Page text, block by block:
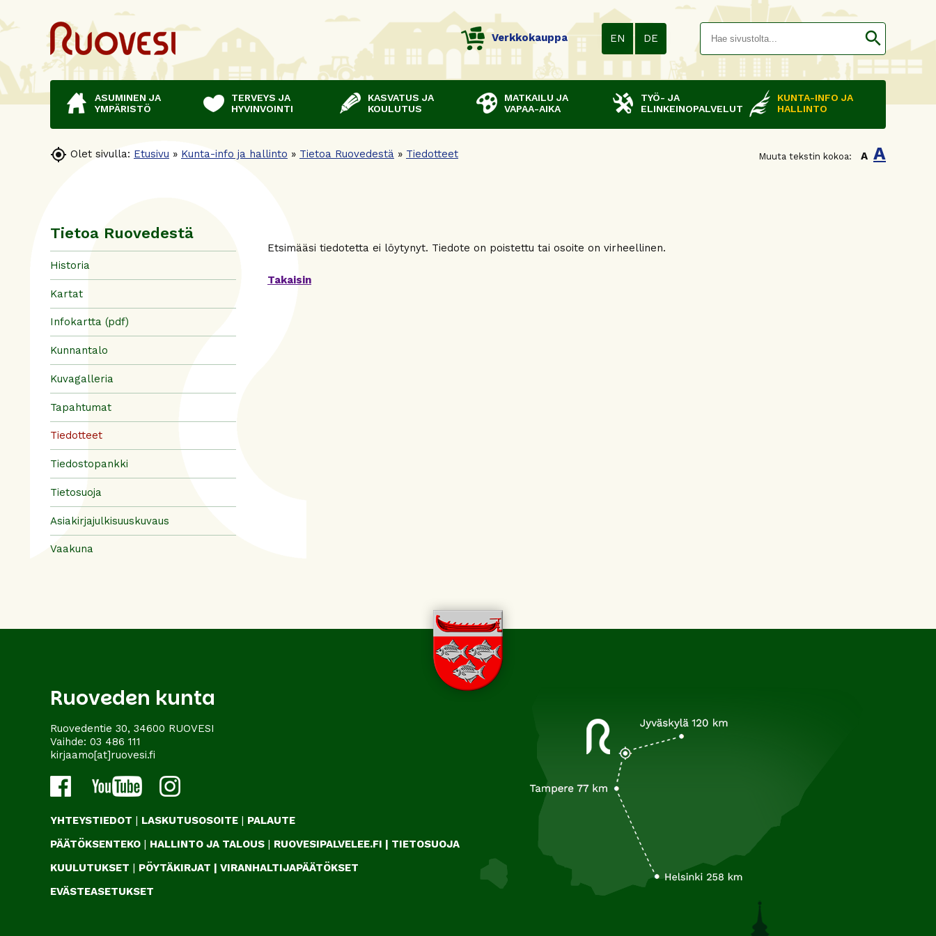
Verkkokauppa EN DE search
ASUMINEN JA
YMPÄRISTÖ
TERVEYS JA
HYVINVOINTI
KASVATUS JA
KOULUTUS
MATKAILU JA
VAPAA-AIKA
TYÖ- JA
ELINKEINOPALVELUT
KUNTA-INFO JA
HALLINTO
 Olet sivulla: Etusivu » Kunta-info ja hallinto » Tietoa Ruovedestä » Tiedotteet Muuta tekstin kokoa: A A
Tietoa Ruovedestä
Historia
Kartat
Infokartta (pdf)
Kunnantalo
Kuvagalleria
Tapahtumat
Tiedotteet
Tiedostopankki
Tietosuoja
Asiakirjajulkisuuskuvaus
Vaakuna
Etsimääsi tiedotetta ei löytynyt. Tiedote on poistettu tai osoite on virheellinen.
Takaisin
Ruoveden kunta
Ruovedentie 30, 34600 RUOVESI
Vaihde: 03 486 111
kirjaamo[at]ruovesi.fi
YHTEYSTIEDOT | LASKUTUSOSOITE | PALAUTE
PÄÄTÖKSENTEKO | HALLINTO JA TALOUS | RUOVESIPALVELEE.FI | TIETOSUOJA
KUULUTUKSET | PÖYTÄKIRJAT | VIRANHALTIJAPÄÄTÖKSET
EVÄSTEASETUKSET